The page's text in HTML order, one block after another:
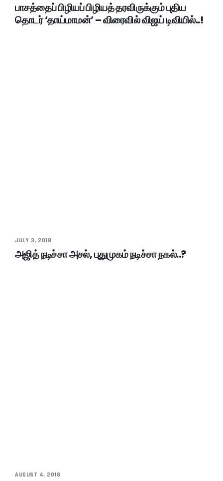
பாசத்தைப் பிழியப் பிழியத் தரவிருக்கும் புதிய
தொடர் ‘தாய்மாமன்’ – விரைவில் விஜய் டிவியில்..!
JULY 3, 2018
அஜித் நடிச்சா அசல், புதுமுகம் நடிச்சா நகல்..?
AUGUST 4, 2018